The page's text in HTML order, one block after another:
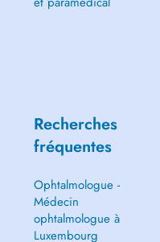
Recherches
fréquentes
Ophtalmologue -
Médecin
ophtalmologue à
Luxembourg